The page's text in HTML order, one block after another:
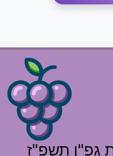
גפ"ן תשפ"ז